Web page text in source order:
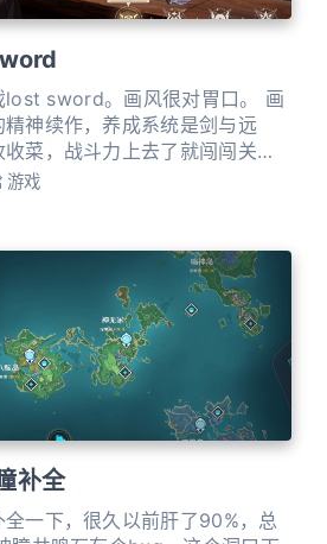
lost sword。画风很对胃口。 画
神续作，养成系统是剑与远
菜，战斗力上去了就闯闯关，
游戏
补全
一下，很久以前肝了90%，总